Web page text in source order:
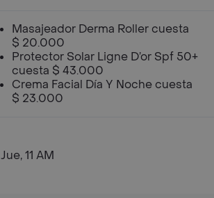
Masajeador Derma Roller cuesta
$ 20.000
Protector Solar Ligne D’or Spf 50+
cuesta $ 43.000
Crema Facial Día Y Noche cuesta
$ 23.000
Jue, 11 AM